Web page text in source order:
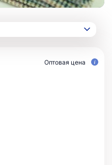
Оптовая цена